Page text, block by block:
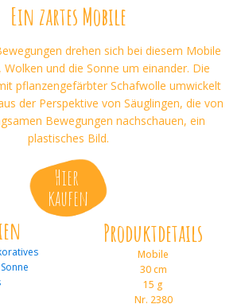
Ein zartes Mobile
drehen sich bei diesem Mobile
Wolken und die Sonne um einander. Die
pflanzengefärbter Schafwolle umwickelt
der Perspektive von Säuglingen, die von
Bewegungen nachschauen, ein
plastisches Bild.
Hier
kaufen
Produktdetails
Mobile
30 cm
15 g
Nr. 2380